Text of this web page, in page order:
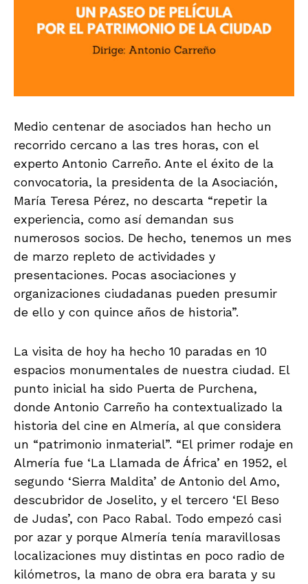
Medio centenar de asociados han hecho un
recorrido cercano a las tres horas, con el
experto Antonio Carreño. Ante el éxito de la
convocatoria, la presidenta de la Asociación,
María Teresa Pérez, no descarta “repetir la
experiencia, como así demandan sus
numerosos socios. De hecho, tenemos un mes
de marzo repleto de actividades y
presentaciones. Pocas asociaciones y
organizaciones ciudadanas pueden presumir
de ello y con quince años de historia”.
La visita de hoy ha hecho 10 paradas en 10
espacios monumentales de nuestra ciudad. El
punto inicial ha sido Puerta de Purchena,
donde Antonio Carreño ha contextualizado la
historia del cine en Almería, al que considera
un “patrimonio inmaterial”. “El primer rodaje en
Almería fue ‘La Llamada de África’ en 1952, el
segundo ‘Sierra Maldita’ de Antonio del Amo,
descubridor de Joselito, y el tercero ‘El Beso
de Judas’, con Paco Rabal. Todo empezó casi
por azar y porque Almería tenía maravillosas
localizaciones muy distintas en poco radio de
kilómetros, la mano de obra era barata y su